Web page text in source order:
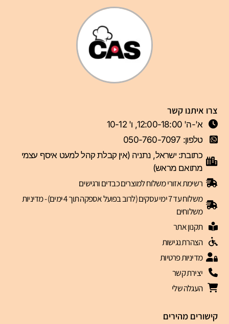
קישורים מהירים
צרו איתנו קשר
א'-ה' 12:00-18:00, ו' 10-12
טלפון: 050-760-7097
כתובת: ישראל, נתניה (אין קבלת קהל למעט איסף עצמי
מתואם מראש)
רשימת אזורי משלוח למוצרים כבדים ורגישים
משלוח עד 7 ימי עסקים (לרוב בפועל אספקה תוך 4 ימים) - מדיניות
משלוחים
תקנון אתר
הצהרת נגישות
מדיניות פרטיות
יצירת קשר
העגלה שלי